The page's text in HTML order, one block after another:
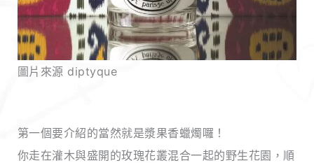
圖片來源 diptyque
第一個要介紹的當然就是漿果香蠟燭囉！
你走在灌木與盛開的玫瑰花叢混合一起的野生花園，順